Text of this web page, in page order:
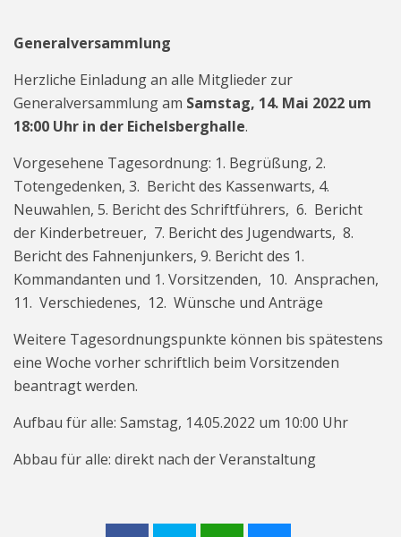
Generalversammlung
Herzliche Einladung an alle Mitglieder zur
Generalversammlung am Samstag, 14. Mai 2022 um
18:00 Uhr in der Eichelsberghalle.
Vorgesehene Tagesordnung: 1. Begrüßung, 2.
Totengedenken, 3. Bericht des Kassenwarts, 4.
Neuwahlen, 5. Bericht des Schriftführers, 6. Bericht
der Kinderbetreuer, 7. Bericht des Jugendwarts, 8.
Bericht des Fahnenjunkers, 9. Bericht des 1.
Kommandanten und 1. Vorsitzenden, 10. Ansprachen,
11. Verschiedenes, 12. Wünsche und Anträge
Weitere Tagesordnungspunkte können bis spätestens
eine Woche vorher schriftlich beim Vorsitzenden
beantragt werden.
Aufbau für alle: Samstag, 14.05.2022 um 10:00 Uhr
Abbau für alle: direkt nach der Veranstaltung